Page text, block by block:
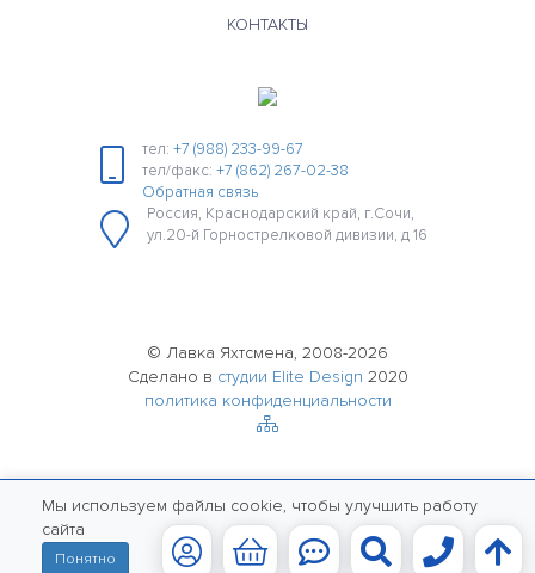
КОНТАКТЫ
тел: +7 (988) 233-99-67
тел/факс: +7 (862) 267-02-38
Обратная связь
Россия, Краснодарский край, г.Сочи,
ул.20-й Горнострелковой дивизии, д 16
© Лавка Яхтсмена, 2008-2026
Сделано в студии Elite Design 2020
политика конфиденциальности
Мы используем файлы cookie, чтобы улучшить работу
сайта
Понятно